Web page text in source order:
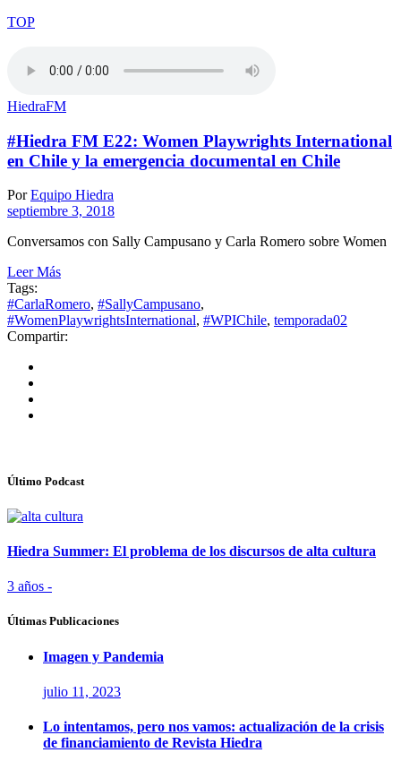
TOP
HiedraFM
#Hiedra FM E22: Women Playwrights International
en Chile y la emergencia documental en Chile
PorEquipo Hiedra
septiembre 3, 2018
Conversamos con Sally Campusano y Carla Romero sobre Women
Leer Más
Tags:
#CarlaRomero, #SallyCampusano,
#WomenPlaywrightsInternational, #WPIChile, temporada02
Compartir:
Último Podcast
Hiedra Summer: El problema de los discursos de alta cultura
3 años -
Últimas Publicaciones
Imagen y Pandemia
julio 11, 2023
Lo intentamos, pero nos vamos: actualización de la crisis
de financiamiento de Revista Hiedra